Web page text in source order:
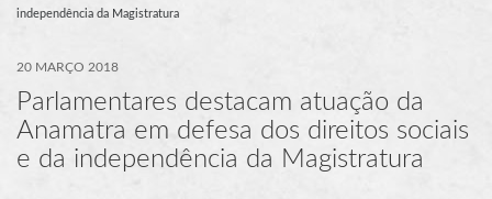
independência da Magistratura
20 MARÇO 2018
Parlamentares destacam atuação da
Anamatra em defesa dos direitos sociais
e da independência da Magistratura